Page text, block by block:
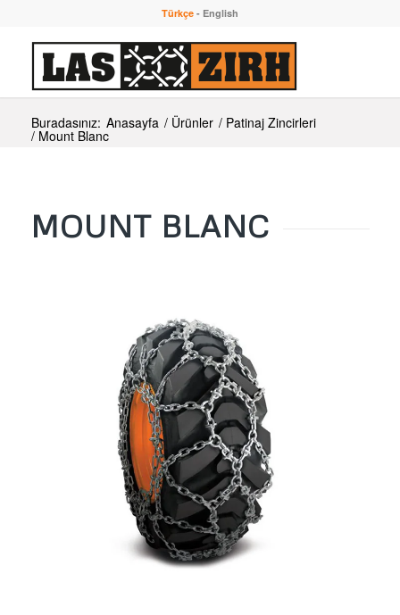
Türkçe- English
Buradasınız: Anasayfa / Ürünler / Patinaj Zincirleri
/ Mount Blanc
MOUNT BLANC